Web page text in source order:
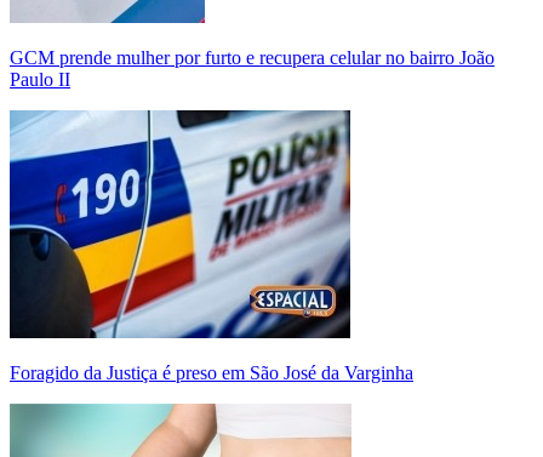
GCM prende mulher por furto e recupera celular no bairro João
Paulo II
Foragido da Justiça é preso em São José da Varginha